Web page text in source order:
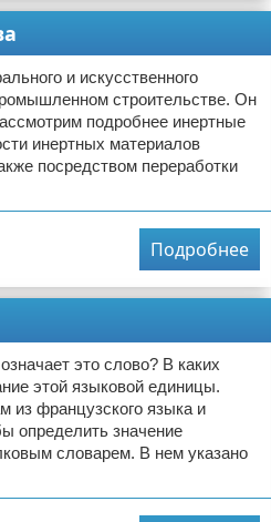
и искусственного
строительстве. Он
подробнее инертные
инертных материалов
посредством переработки
Подробнее
это слово? В каких
этой языковой единицы.
из французского языка и
определить значение
словарем. В нем указано